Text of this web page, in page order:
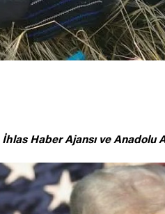
İhlas Haber Ajansı ve Anadolu